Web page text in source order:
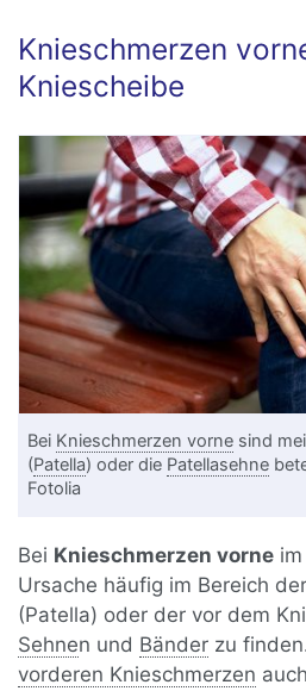
Knieschmerzen
Kniescheibe
Bei Knieschmerzen vorne sind
(Patella) oder die Patellasehne
Fotolia
Bei Knieschmerzen vorne
Ursache häufig im Bereich
(Patella) oder der vor dem
Sehnen und Bänder zu
vorderen Knieschmerzen